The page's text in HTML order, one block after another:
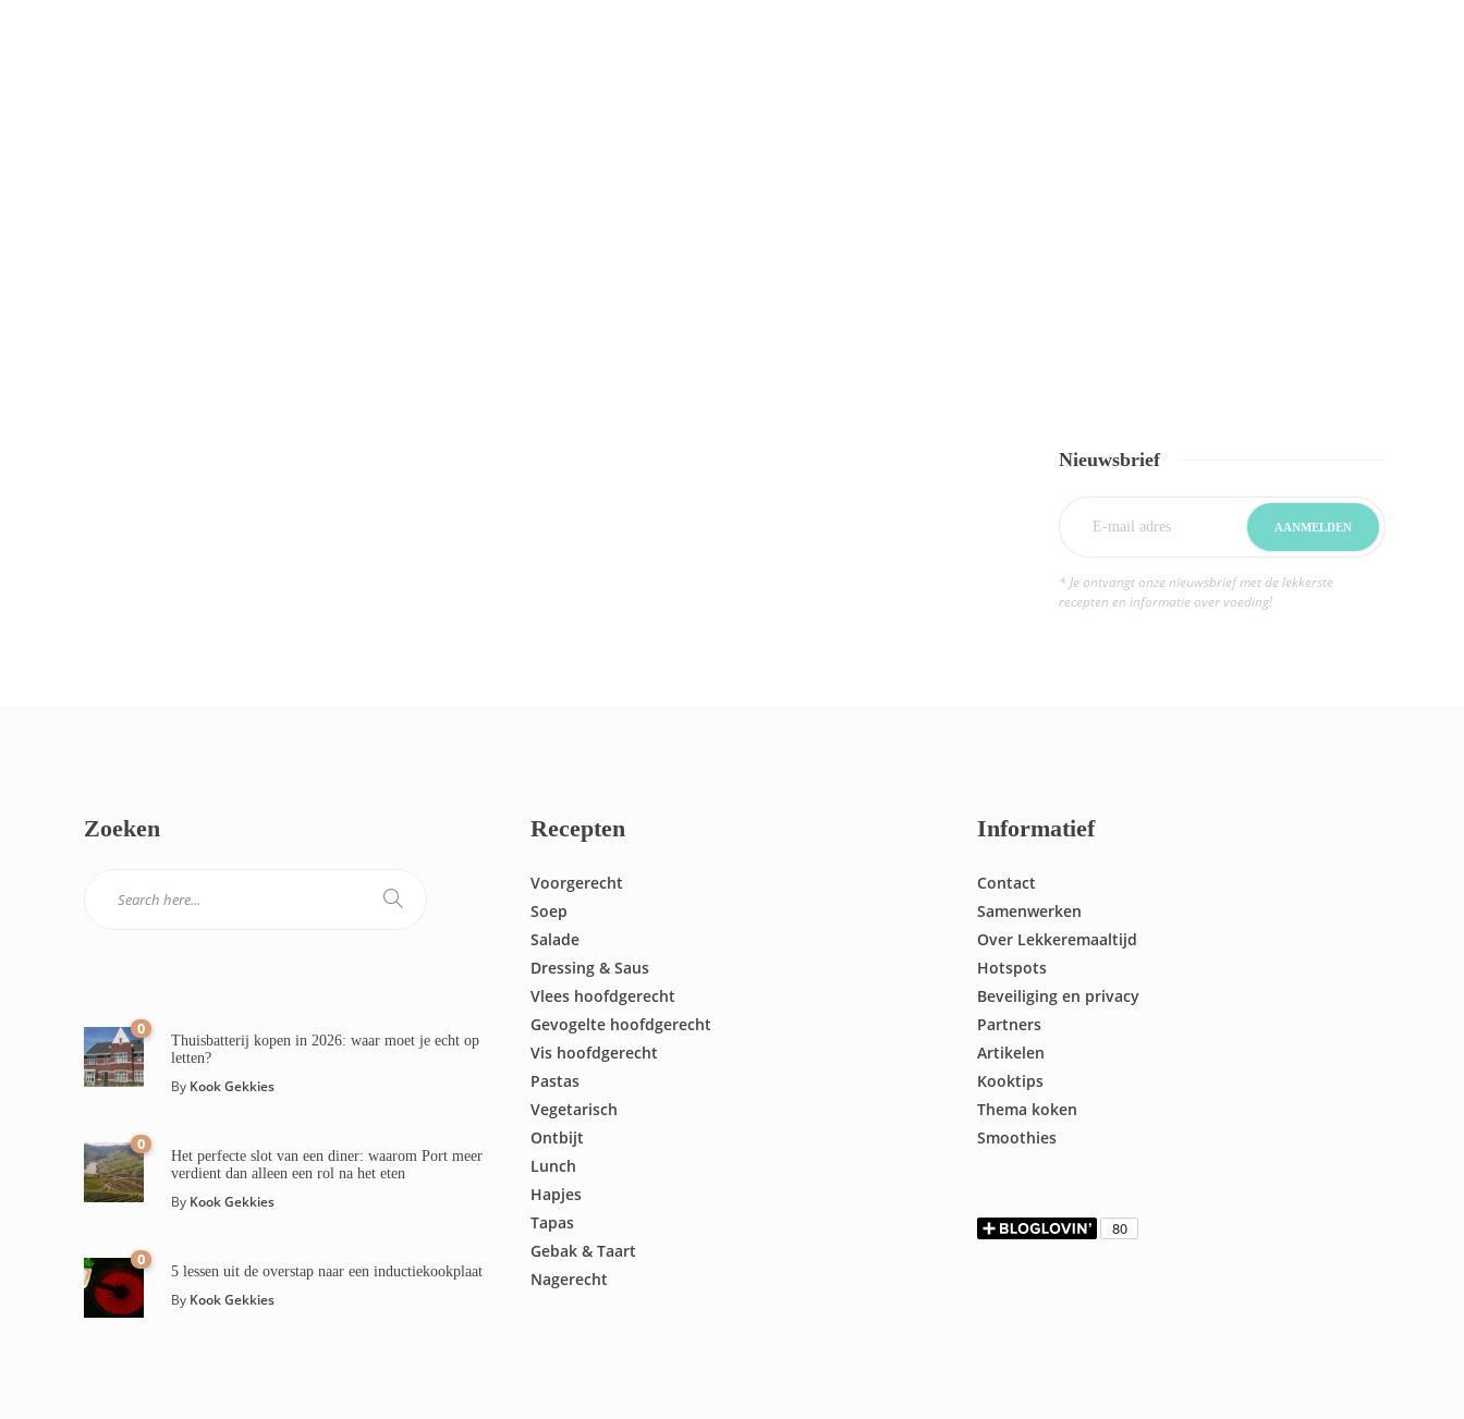
Nieuwsbrief
* Je ontvangt onze nieuwsbrief met de lekkerste
recepten en informatie over voeding!
Zoeken
0
Thuisbatterij kopen in 2026: waar moet je echt op
letten?
By Kook Gekkies
0
Het perfecte slot van een diner: waarom Port meer
verdient dan alleen een rol na het eten
By Kook Gekkies
0
5 lessen uit de overstap naar een inductiekookplaat
By Kook Gekkies
Recepten
Voorgerecht
Soep
Salade
Dressing & Saus
Vlees hoofdgerecht
Gevogelte hoofdgerecht
Vis hoofdgerecht
Pastas
Vegetarisch
Ontbijt
Lunch
Hapjes
Tapas
Gebak & Taart
Nagerecht
Informatief
Contact
Samenwerken
Over Lekkeremaaltijd
Hotspots
Beveiliging en privacy
Partners
Artikelen
Kooktips
Thema koken
Smoothies